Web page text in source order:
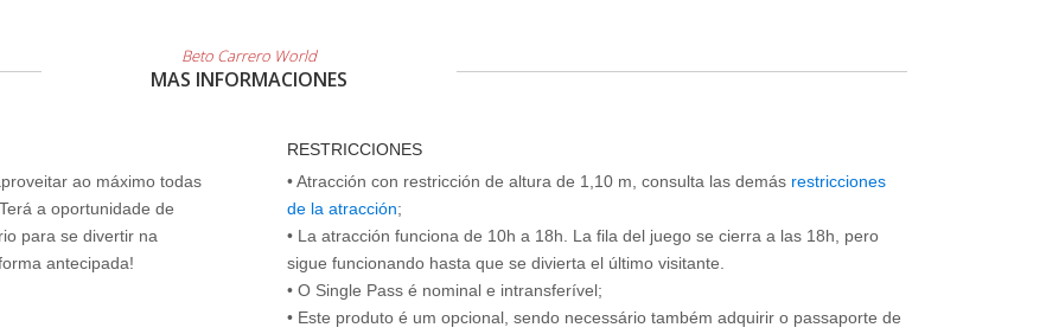
Beto Carrero World
MAS INFORMACIONES
ao máximo todas
a oportunidade de
para se divertir na
antecipada!
RESTRICCIONES
• Atracción con restricción de altura de 1,10 m, consulta las demás restricciones
de la atracción;
• La atracción funciona de 10h a 18h. La fila del juego se cierra a las 18h, pero
sigue funcionando hasta que se divierta el último visitante.
• O Single Pass é nominal e intransferível;
• Este produto é um opcional, sendo necessário também adquirir o passaporte de